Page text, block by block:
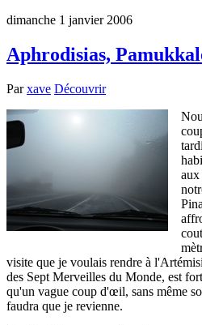
dimanche 1 janvier 2006
Aphrodisias,
Parxave Découvrir
aux
visite que je voulais rendre à
des Sept Merveilles du Monde, est
qu'un vague coup d'œil, sans même
faudra que je revienne.